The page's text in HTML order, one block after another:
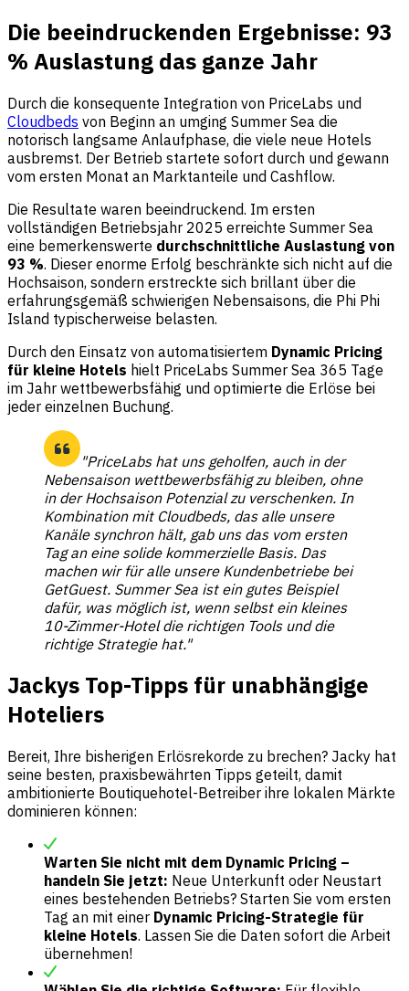
Die beeindruckenden Ergebnisse: 93
% Auslastung das ganze Jahr
Durch die konsequente Integration von PriceLabs und
Cloudbeds von Beginn an umging Summer Sea die
notorisch langsame Anlaufphase, die viele neue Hotels
ausbremst. Der Betrieb startete sofort durch und gewann
vom ersten Monat an Marktanteile und Cashflow.
Die Resultate waren beeindruckend. Im ersten
vollständigen Betriebsjahr 2025 erreichte Summer Sea
eine bemerkenswerte durchschnittliche Auslastung von
93 %. Dieser enorme Erfolg beschränkte sich nicht auf die
Hochsaison, sondern erstreckte sich brillant über die
erfahrungsgemäß schwierigen Nebensaisons, die Phi Phi
Island typischerweise belasten.
Durch den Einsatz von automatisiertem Dynamic Pricing
für kleine Hotels hielt PriceLabs Summer Sea 365 Tage
im Jahr wettbewerbsfähig und optimierte die Erlöse bei
jeder einzelnen Buchung.
"PriceLabs hat uns geholfen, auch in der
Nebensaison wettbewerbsfähig zu bleiben, ohne
in der Hochsaison Potenzial zu verschenken. In
Kombination mit Cloudbeds, das alle unsere
Kanäle synchron hält, gab uns das vom ersten
Tag an eine solide kommerzielle Basis. Das
machen wir für alle unsere Kundenbetriebe bei
GetGuest. Summer Sea ist ein gutes Beispiel
dafür, was möglich ist, wenn selbst ein kleines
10-Zimmer-Hotel die richtigen Tools und die
richtige Strategie hat."
Jackys Top-Tipps für unabhängige
Hoteliers
Bereit, Ihre bisherigen Erlösrekorde zu brechen? Jacky hat
seine besten, praxisbewährten Tipps geteilt, damit
ambitionierte Boutiquehotel-Betreiber ihre lokalen Märkte
dominieren können:
Warten Sie nicht mit dem Dynamic Pricing –
handeln Sie jetzt: Neue Unterkunft oder Neustart
eines bestehenden Betriebs? Starten Sie vom ersten
Tag an mit einer Dynamic Pricing-Strategie für
kleine Hotels. Lassen Sie die Daten sofort die Arbeit
übernehmen!